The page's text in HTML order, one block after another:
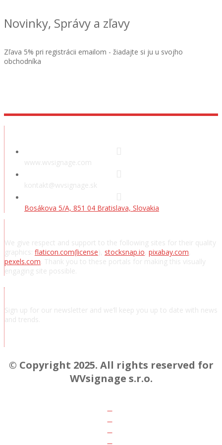
Novinky, Správy a zľavy
Zľava 5% pri registrácii emailom - žiadajte si ju u svojho
obchodníka
www.wvsignage.com
kontakt@wvsignage.sk
Bosákova 5/A, 851 04 Bratislava, Slovakia
We give respect and support to the following sites for their quality
graphics: flaticon.com(license), stocksnap.io pixabay.com
pexels.com . Thank you to these portals for making this visually
engaging site possible.
Sign up for our newsletter and we’ll keep you up to date with news
and trends.
© Copyright 2025. All rights reserved for
WVsignage s.r.o.